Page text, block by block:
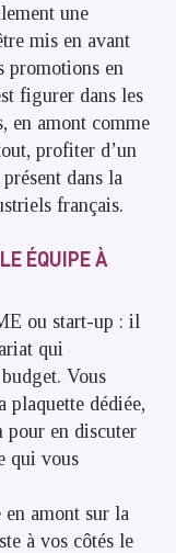
une
mis en avant
promotions en
figurer dans les
en amont comme
profiter d’un
dans la
français.
ÉQUIPE À
ou start-up : il
qui
Vous
plaquette dédiée,
pour en discuter
qui vous
amont sur la
à vos côtés le